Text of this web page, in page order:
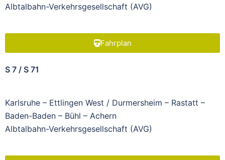
Albtalbahn-Verkehrsgesellschaft (AVG)
Fahrplan
S 7 / S 71
Karlsruhe – Ettlingen West / Durmersheim – Rastatt –
Baden-Baden – Bühl – Achern
Albtalbahn-Verkehrsgesellschaft (AVG)